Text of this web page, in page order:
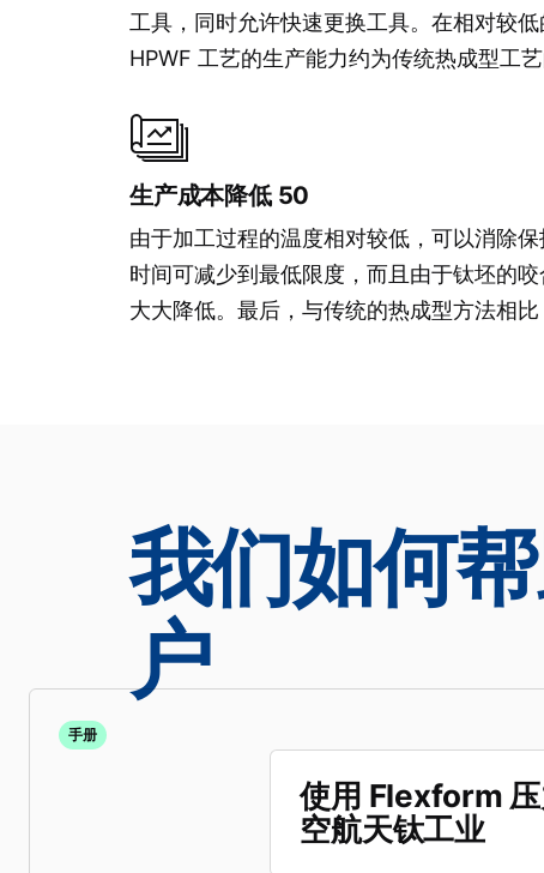
工具，同时允许快速更换工具。在相对较
HPWF 工艺的生产能力约为传统热成型工艺
生产成本降低 50
由于加工过程的温度相对较低，可以消除
时间可减少到最低限度，而且由于钛坯的
大大降低。最后，与传统的热成型方法相比
我们如何
户
手册
使用 Flexform
空航天钛工业